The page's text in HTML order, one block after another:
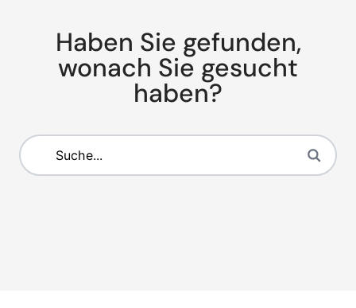
Haben Sie gefunden,
wonach Sie gesucht
haben?